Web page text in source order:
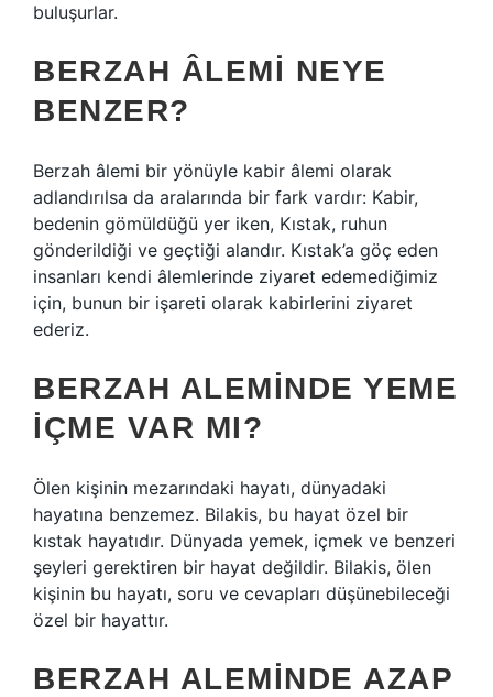
buluşurlar.
BERZAH ÂLEMI NEYE
BENZER?
Berzah âlemi bir yönüyle kabir âlemi olarak
adlandırılsa da aralarında bir fark vardır: Kabir,
bedenin gömüldüğü yer iken, Kıstak, ruhun
gönderildiği ve geçtiği alandır. Kıstak’a göç eden
insanları kendi âlemlerinde ziyaret edemediğimiz
için, bunun bir işareti olarak kabirlerini ziyaret
ederiz.
BERZAH ALEMINDE YEME
IÇME VAR MI?
Ölen kişinin mezarındaki hayatı, dünyadaki
hayatına benzemez. Bilakis, bu hayat özel bir
kıstak hayatıdır. Dünyada yemek, içmek ve benzeri
şeyleri gerektiren bir hayat değildir. Bilakis, ölen
kişinin bu hayatı, soru ve cevapları düşünebileceği
özel bir hayattır.
BERZAH ALEMINDE AZAP